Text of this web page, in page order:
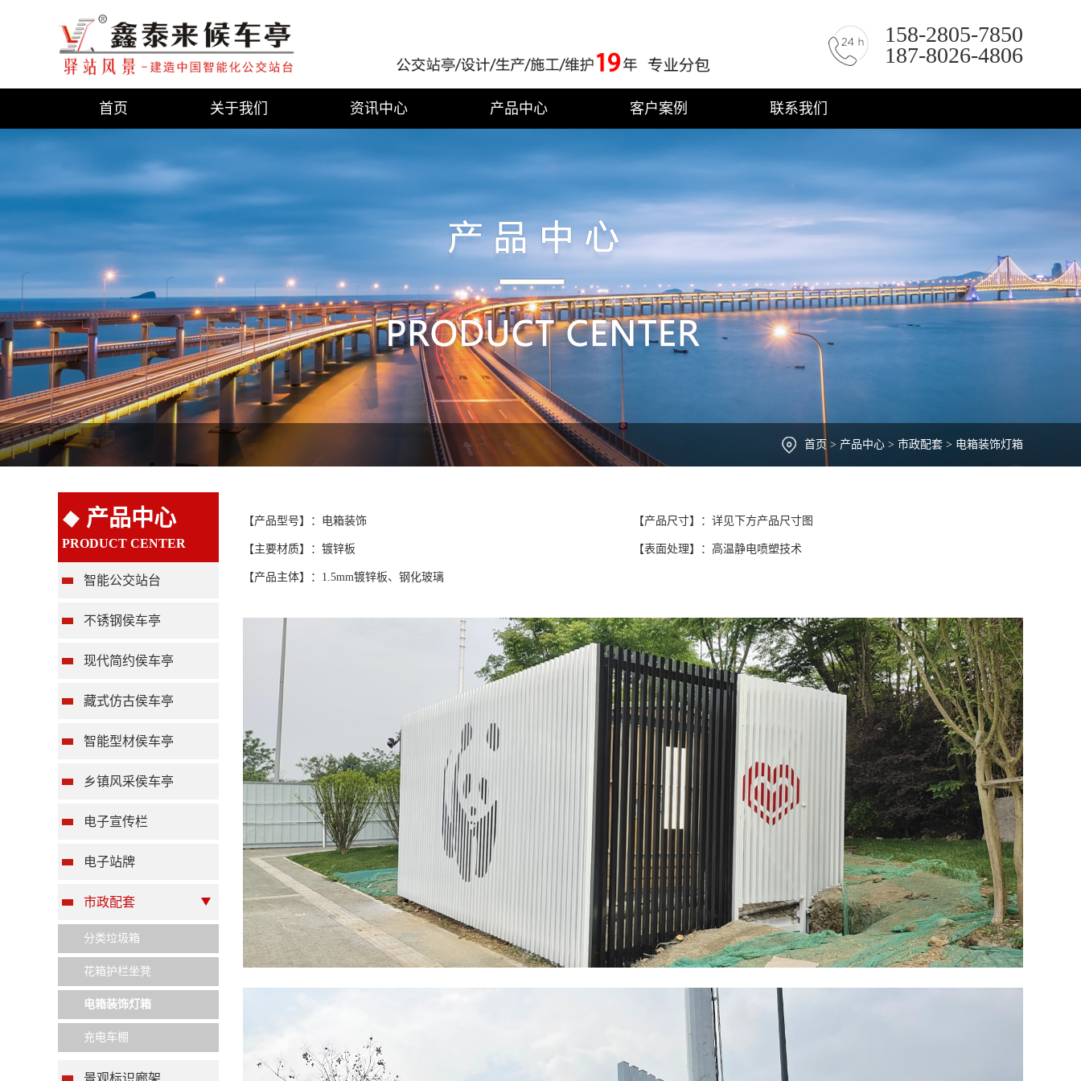
158-2805-7850
187-8026-4806
首页 关于我们 资讯中心 产品中心 客户案例 联系我们
首页 > 产品中心 > 市政配套 > 电箱装饰灯箱
产品中心
PRODUCT CENTER
智能公交站台
不锈钢侯车亭
现代简约侯车亭
藏式仿古侯车亭
智能型材侯车亭
乡镇风采侯车亭
电子宣传栏
电子站牌
市政配套
分类垃圾箱
花箱护栏坐凳
电箱装饰灯箱
充电车棚
景观标识廊架
【产品型号】：电箱装饰 【产品尺寸】：详见下方产品尺寸图
【主要材质】：镀锌板 【表面处理】：高温静电喷塑技术
【产品主体】：1.5mm镀锌板、钢化玻璃